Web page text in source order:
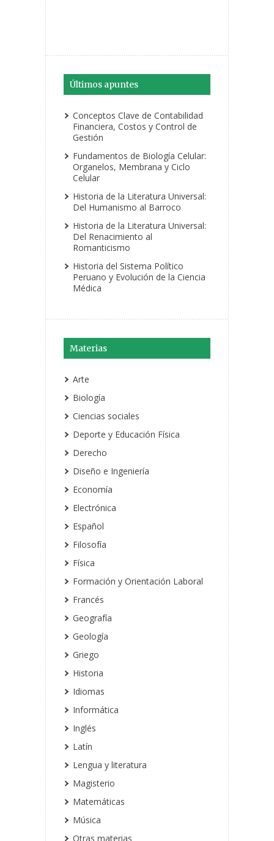
Últimos apuntes
Conceptos Clave de Contabilidad
Financiera, Costos y Control de
Gestión
Fundamentos de Biología Celular:
Organelos, Membrana y Ciclo
Celular
Historia de la Literatura Universal:
Del Humanismo al Barroco
Historia de la Literatura Universal:
Del Renacimiento al
Romanticismo
Historia del Sistema Político
Peruano y Evolución de la Ciencia
Médica
Materias
Arte
Biología
Ciencias sociales
Deporte y Educación Física
Derecho
Diseño e Ingeniería
Economía
Electrónica
Español
Filosofía
Física
Formación y Orientación Laboral
Francés
Geografía
Geología
Griego
Historia
Idiomas
Informática
Inglés
Latín
Lengua y literatura
Magisterio
Matemáticas
Música
Otras materias